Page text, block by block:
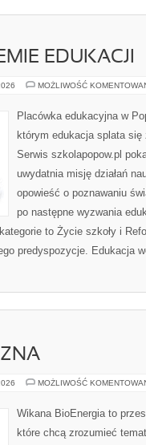
EDUKACJI
MOŻLIWOŚĆ
Placówka edukacyjna w
którym edukacja splata
Serwis szkolapopow.pl
uwydatnia misję działań
opowieść o poznawaniu
po następne wyzwania
to Życie szkoły i
predyspozycje. Edukacja
MOŻLIWOŚĆ
Wikana BioEnergia to
które chcą zrozumieć